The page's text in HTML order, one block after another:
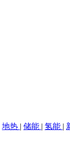
地热 | 储能 | 氢能 |